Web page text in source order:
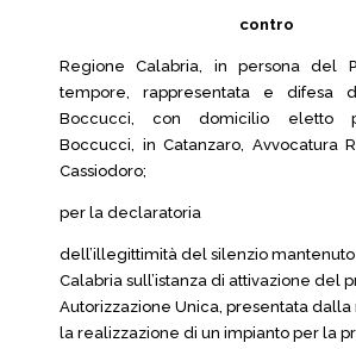
contro
Regione Calabria, in persona del
tempore, rappresentata e difesa
Boccucci, con domicilio eletto
Boccucci, in Catanzaro, Avvocatura
Cassiodoro;
per la declaratoria
dell’illegittimità del silenzio
Calabria sull’istanza di attivazione del
Autorizzazione Unica, presentata
la realizzazione di un impianto per la